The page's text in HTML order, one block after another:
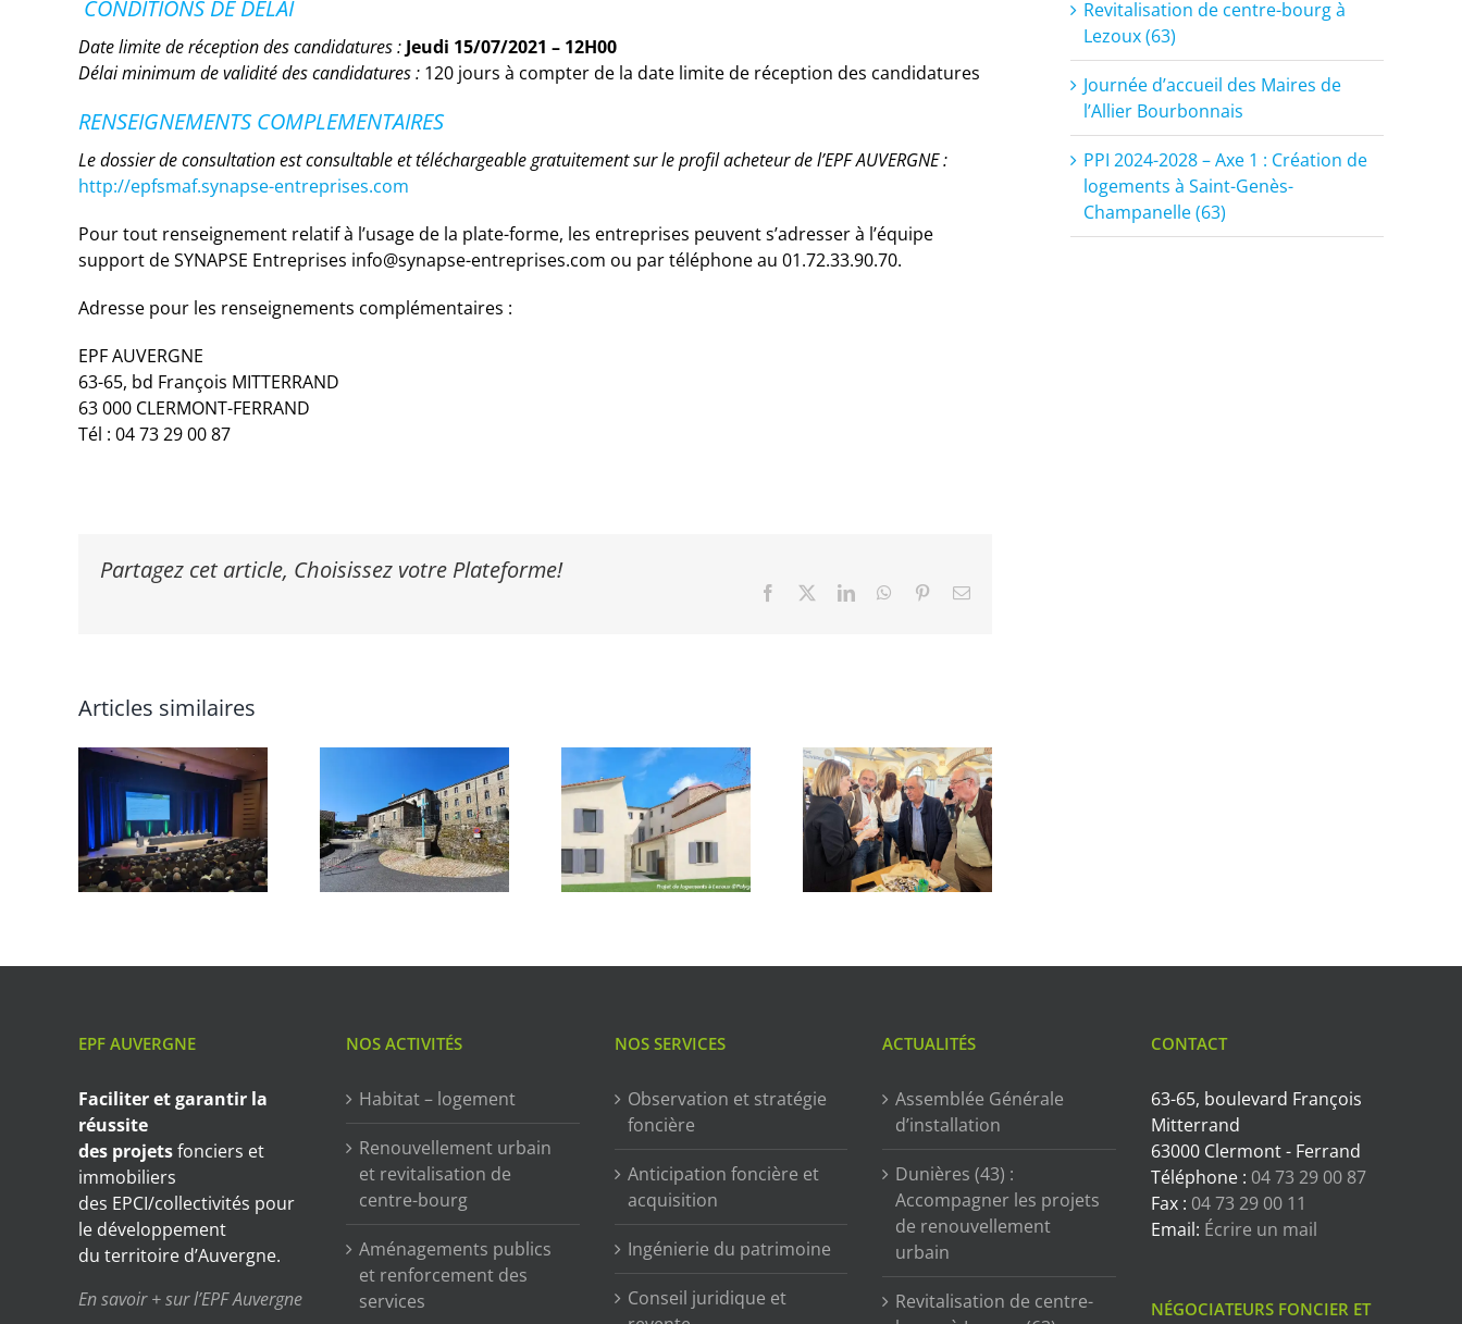
CONDITIONS DE DELAI
Date limite de réception des candidatures : Jeudi 15/07/2021 – 12H00
Délai minimum de validité des candidatures :120 jours à compter de la date limite de réception des candidatures
RENSEIGNEMENTS COMPLEMENTAIRES
Le dossier de consultation est consultable et téléchargeable gratuitement sur le profil acheteur de l’EPF AUVERGNE :
http://epfsmaf.synapse-entreprises.com
Pour tout renseignement relatif à l’usage de la plate-forme, les entreprises peuvent s’adresser à l’équipe
support de SYNAPSE Entreprises info@synapse-entreprises.com ou par téléphone au 01.72.33.90.70.
Adresse pour les renseignements complémentaires :
EPF AUVERGNE
63-65, bd François MITTERRAND
63 000 CLERMONT-FERRAND
Tél : 04 73 29 00 87
Partagez cet article, Choisissez votre Plateforme!
Facebook LinkedInWhatsApp
PinterestEmail
Articles similaires
Revitalisation de centre-bourg à
Lezoux (63)
Journée d’accueil des Maires de
l’Allier Bourbonnais
PPI 2024-2028 – Axe 1 : Création de
logements à Saint-Genès-
Champanelle (63)
EPF AUVERGNE
Faciliter et garantir la
réussite
des projetsfonciers et
immobiliers
des EPCI/collectivités pour
le développement
du territoire d’Auvergne.
En savoir + sur l’EPF Auvergne
NOS ACTIVITÉS
Habitat – logement
Renouvellement urbain
et revitalisation de
centre-bourg
Aménagements publics
et renforcement des
services
NOS SERVICES
Observation et stratégie
foncière
Anticipation foncière et
acquisition
Ingénierie du patrimoine
Conseil juridique et
ACTUALITÉS
Assemblée Générale
d’installation
Dunières (43) :
Accompagner les projets
de renouvellement
urbain
Revitalisation de centre-
CONTACT
63-65, boulevard François
Mitterrand
63000 Clermont - Ferrand
Téléphone : 04 73 29 00 87
Fax : 04 73 29 00 11
Email: Écrire un mail
NÉGOCIATEURS FONCIER ET